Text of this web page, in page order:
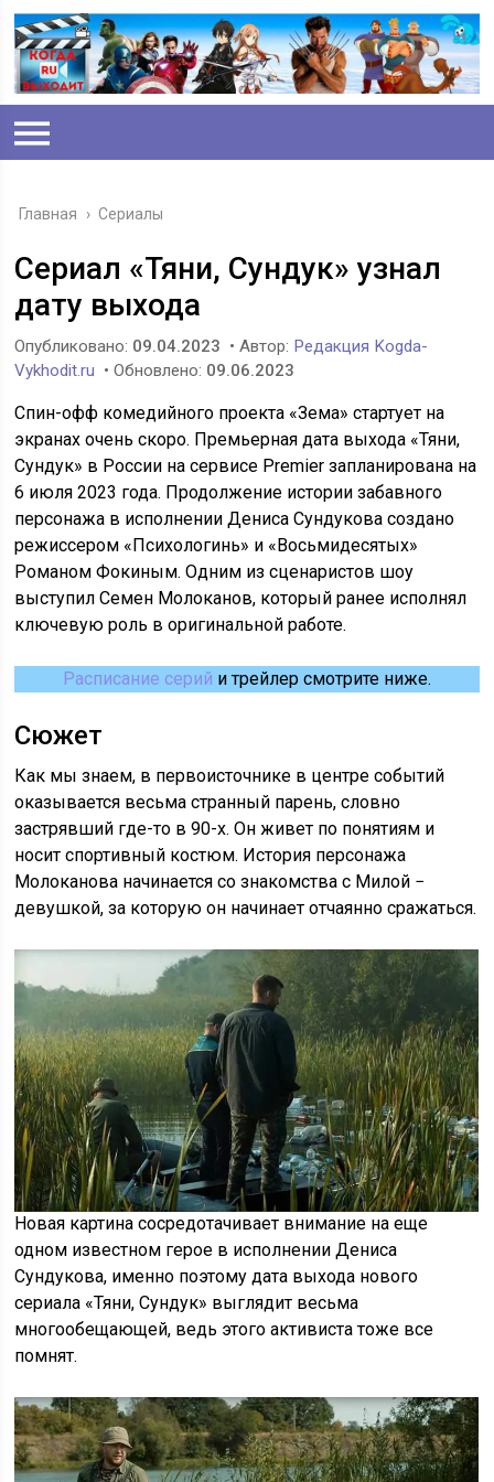
Главная › Сериалы
Сериал «Тяни, Сундук» узнал
дату выхода
Опубликовано: 09.04.2023 • Автор: Редакция Kogda-
Vykhodit.ru • Обновлено: 09.06.2023
Спин-офф комедийного проекта «Зема» стартует на
экранах очень скоро. Премьерная дата выхода «Тяни,
Сундук» в России на сервисе Premier запланирована на
6 июля 2023 года. Продолжение истории забавного
персонажа в исполнении Дениса Сундукова создано
режиссером «Психологинь» и «Восьмидесятых»
Романом Фокиным. Одним из сценаристов шоу
выступил Семен Молоканов, который ранее исполнял
ключевую роль в оригинальной работе.
Расписание серий и трейлер смотрите ниже.
Сюжет
Как мы знаем, в первоисточнике в центре событий
оказывается весьма странный парень, словно
застрявший где-то в 90-х. Он живет по понятиям и
носит спортивный костюм. История персонажа
Молоканова начинается со знакомства с Милой −
девушкой, за которую он начинает отчаянно сражаться.
Новая картина сосредотачивает внимание на еще
одном известном герое в исполнении Дениса
Сундукова, именно поэтому дата выхода нового
сериала «Тяни, Сундук» выглядит весьма
многообещающей, ведь этого активиста тоже все
помнят.